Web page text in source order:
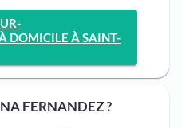
DOMICILE À SAINT-
FERNANDEZ ?